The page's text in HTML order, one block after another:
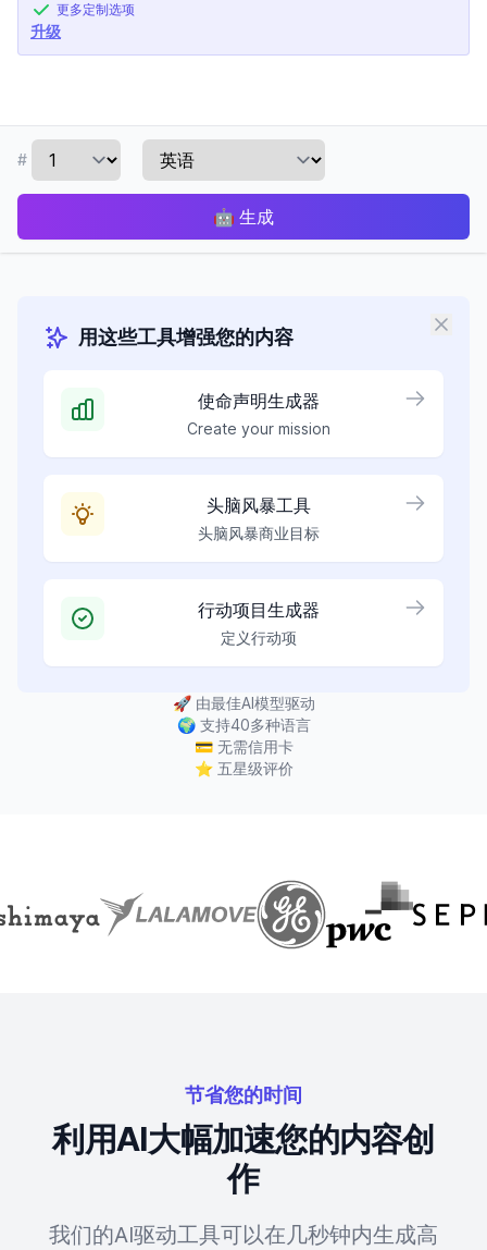
更多定制选项
升级
#
🤖 生成
用这些工具增强您的内容
使命声明生成器
Create your mission
头脑风暴工具
头脑风暴商业目标
行动项目生成器
定义行动项
🚀 由最佳AI模型驱动
🌍 支持40多种语言
💳 无需信用卡
⭐ 五星级评价
节省您的时间
利用AI大幅加速您的内容创
作
我们的AI驱动工具可以在几秒钟内生成高